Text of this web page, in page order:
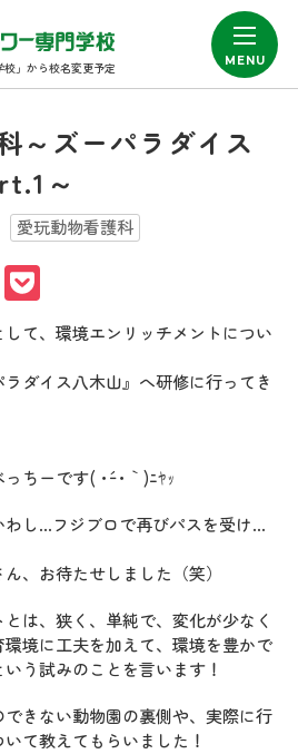
校」から校名変更予定
～ズーパラダイス
～
愛玩動物看護科
Line
して、環境エンリッチメントについ
ダイス八木山』へ研修に行ってき
ちーです( ･´ｰ･｀)ﾆﾔｯ
わし…フジブロで再びパスを受け…
、お待たせしました（笑）
は、狭く、単純で、変化が少なく
境に工夫を加えて、環境を豊かで
う試みのことを言います！
きない動物園の裏側や、実際に行
て教えてもらいました！